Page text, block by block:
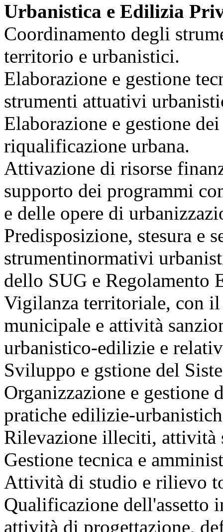
Urbanistica e Edilizia
Coordinamento degli
territorio e urbanistici.
Elaborazione e gestione
strumenti attuativi
Elaborazione e gestione
riqualificazione urbana.
Attivazione di risorse
supporto dei programmi
e delle opere di
Predisposizione, stesura e
strumentinormativi
dello SUG e Regolamento
Vigilanza territoriale, con
municipale e attività
urbanistico-edilizie e
Sviluppo e gstione del
Organizzazione e
pratiche edilizie-
Rilevazione illeciti, attività
Gestione tecnica e
Attività di studio e rilievo
Qualificazione dell'assetto
attività di progettazione,